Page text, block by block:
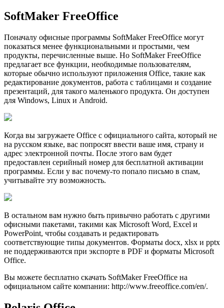
SoftMaker FreeOffice
Поначалу офисные программы SoftMaker FreeOffice могут
показаться менее функциональными и простыми, чем
продукты, перечисленные выше. Но SoftMaker FreeOffice
предлагает все функции, необходимые пользователям,
которые обычно используют приложения Office, такие как
редактирование документов, работа с таблицами и создание
презентаций, для такого маленького продукта. Он доступен
для Windows, Linux и Android.
Когда вы загружаете Office с официального сайта, который не
на русском языке, вас попросят ввести ваше имя, страну и
адрес электронной почты. После этого вам будет
предоставлен серийный номер для бесплатной активации
программы. Если у вас почему-то попало письмо в спам,
учитывайте эту возможность.
В остальном вам нужно быть привычно работать с другими
офисными пакетами, такими как Microsoft Word, Excel и
PowerPoint, чтобы создавать и редактировать
соответствующие типы документов. Форматы docx, xlsx и pptx
не поддерживаются при экспорте в PDF и форматы Microsoft
Office.
Вы можете бесплатно скачать SoftMaker FreeOffice на
официальном сайте компании: http://www.freeoffice.com/en/.